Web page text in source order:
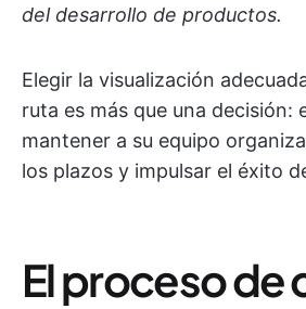
del desarrollo de productos.
Elegir la visualización
ruta es más que una decisión:
mantener a su equipo
los plazos y impulsar el éxito
El proceso de